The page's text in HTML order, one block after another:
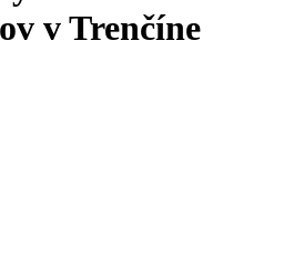
v Trenčíne